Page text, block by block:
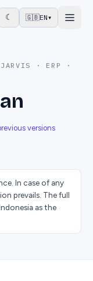
☾ 🇬🇧EN▾
JARVIS · ERP ·
versions
In case of any
prevails. The full
as the